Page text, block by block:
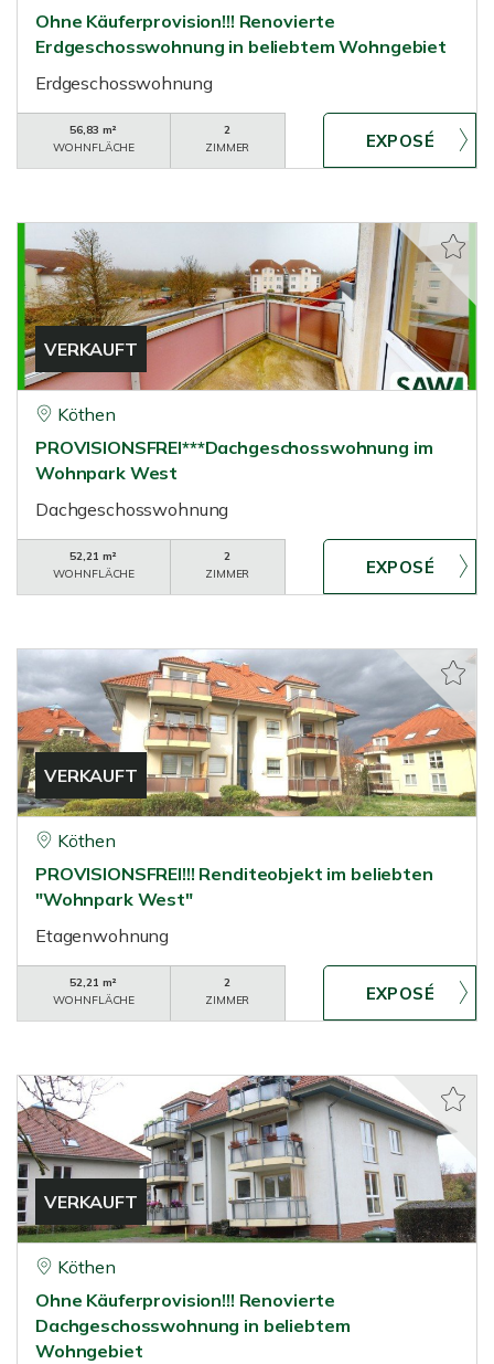
Ohne Käuferprovision!!! Renovierte
Erdgeschosswohnung in beliebtem Wohngebiet
Erdgeschosswohnung
56,83 m²
WOHNFLÄCHE
2
ZIMMER
VERKAUFT
Köthen
PROVISIONSFREI***Dachgeschosswohnung im
Wohnpark West
Dachgeschosswohnung
52,21 m²
WOHNFLÄCHE
2
ZIMMER
VERKAUFT
Köthen
PROVISIONSFREI!!! Renditeobjekt im beliebten
"Wohnpark West"
Etagenwohnung
52,21 m²
WOHNFLÄCHE
2
ZIMMER
VERKAUFT
Köthen
Ohne Käuferprovision!!! Renovierte
Dachgeschosswohnung in beliebtem
Wohngebiet